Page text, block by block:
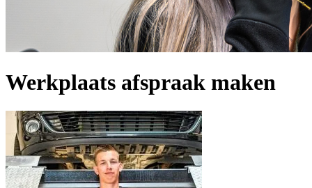
Werkplaats afspraak maken